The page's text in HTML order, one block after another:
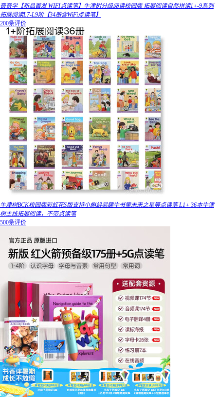
奇奇学【新品首发 WIFI点读笔】牛津树分级阅读校园版 拓展阅读自然拼读1+-9系列
拓展阅读L7-L9阶【34册含WiFi点读笔】
200条评价
牛津树BCK校园版彩虹花S版支持小蝌蚪易趣牛书童未来之星等点读笔 L1+ 36本牛津
树主线拓展阅读，不带点读笔
500条评价